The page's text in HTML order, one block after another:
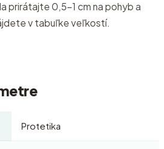
prirátajte 0,5–1 cm na pohyb a
v tabuľke veľkostí.
Protetika